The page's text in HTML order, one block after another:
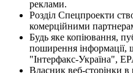
реклами.
Розділ Спецпроекти
комерційними
Будь яке копіювання,
поширення інформації,
"Інтерфакс-Україна",
Власник веб-сторінки в